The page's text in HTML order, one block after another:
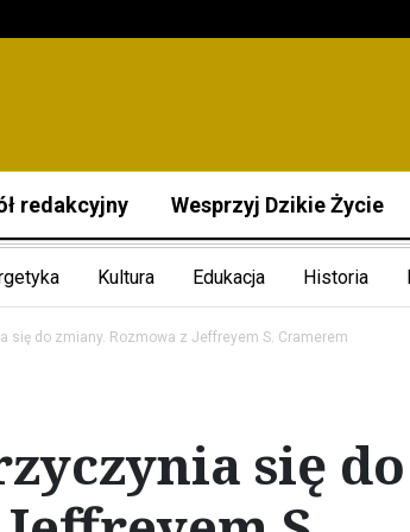
redakcyjny Wesprzyj Dzikie Życie
Kultura Edukacja Historia
się do zmiany. Rozmowa z Jeffreyem S. Cramerem
się do